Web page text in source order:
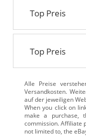
Top Preis
Top Preis
Alle Preise
Versandkosten.
auf der jeweiligen